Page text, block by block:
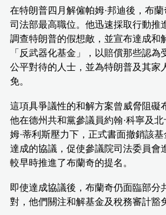
在特朗普四月解僱帕姆·邦迪後，布
司法部最高職位。他迅速採取行動推
調查特朗普的假想敵，並宣布達成和
「反武器化基金」，以賠償那些認為
公平對待的人士，並為特朗普及其家
免。
這項具爭議性的和解方案曾威脅阻礙
他在德州共和黨參議員約翰·科寧及
姆·蒂利斯壓力下，正式書面撤銷該
達成的協議，促使參議院司法委員會
較早時推進了布蘭奇的提名。
即使達成協議後，布蘭奇仍面臨部分
對，他們關注和解基金及稅務審計豁